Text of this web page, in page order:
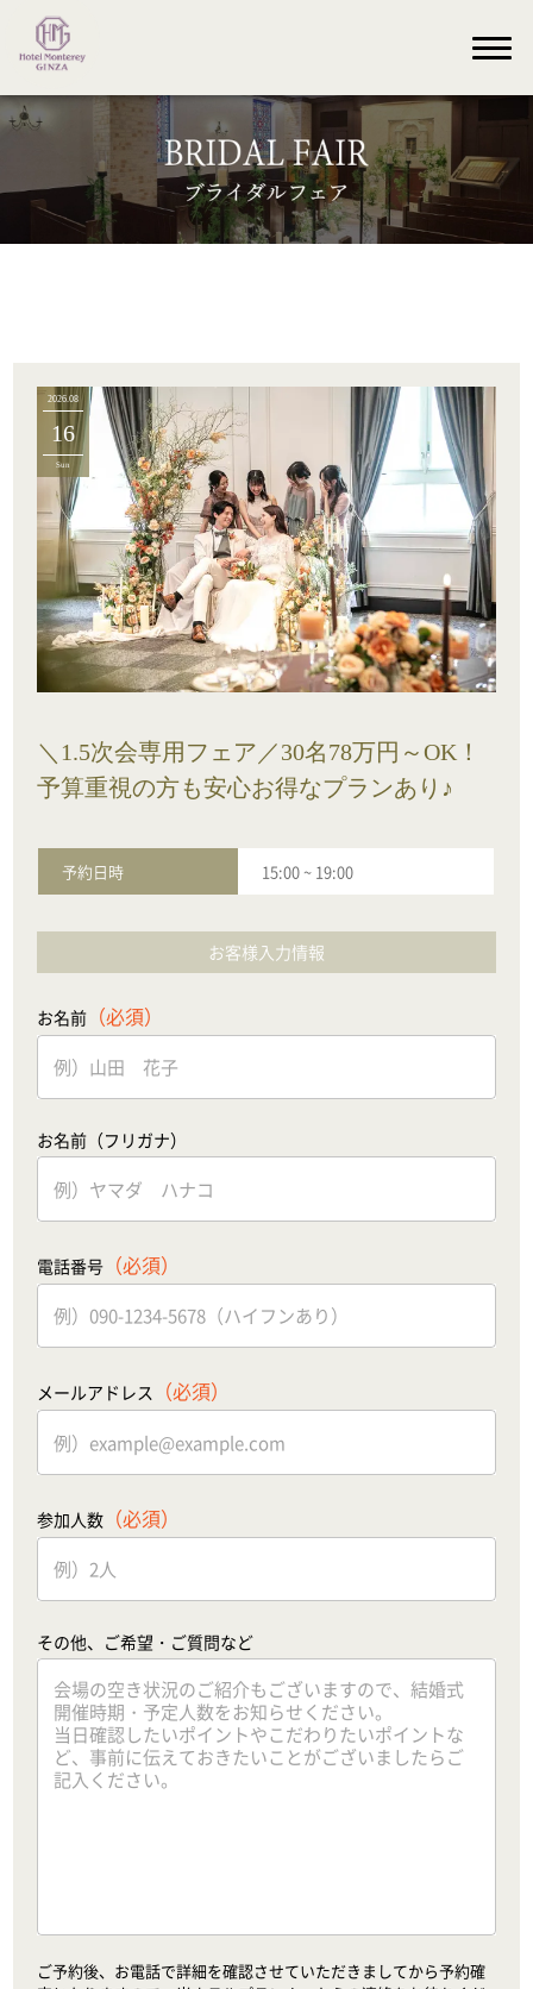
2026.08
16
Sun
＼1.5次会専用フェア／30名78万円～OK！
予算重視の方も安心お得なプランあり♪
予約日時 15:00~ 19:00
お客様入力情報
お名前 （必須）
お名前（フリガナ）
電話番号 （必須）
メールアドレス （必須）
参加人数 （必須）
その他、ご希望・ご質問など
ご予約後、お電話で詳細を確認させていただきましてから予約確